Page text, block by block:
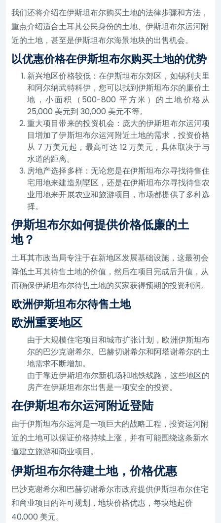
我们还将介绍在伊斯坦布尔购买土地的法律步骤和方法，
重点介绍适合土耳其公民身份的土地、伊斯坦布尔运河附
近的土地，甚至是伊斯坦布尔海景地块的出售机会。
以优惠价格在伊斯坦布尔购买土地的优势
新兴地区价格较低：在伊斯坦布尔郊区，如锡利夫里
和阿尔纳武特科伊，您可以找到伊斯坦布尔的廉价土
地，小面积（500-800 平方米）的土地价格从
25,000 美元到 30,000 美元不等。
重大项目带来的投资机会：庞大的伊斯坦布尔运河项
目增加了伊斯坦布尔运河附近土地的需求，投资价格
从 7 万美元起，最高可达 12 万美元，具体取决于与
水道的距离。
房地产选择多样：无论您是在伊斯坦布尔寻找待售住
宅用地来建造别墅区，还是在伊斯坦布尔寻找待售农
业用地来开展农业和旅游项目，市场都提供了多种选
择。
伊斯坦布尔如何提供价格低廉的土
地？
土耳其市政当局专注于在新地区发展基础设施，这最初会
降低土耳其待售土地的价值，然后在项目完成后升值，从
而确保伊斯坦布尔待售土地的买家获得预期的投资利润。
欧洲伊斯坦布尔待售土地
欧洲重要地区
由于大规模住宅项目和城市扩张计划，欧洲伊斯坦布
尔的巴沙克谢希尔、巴赫切谢希尔和阿塔谢希尔的土
地需求不断增加。
由于靠近伊斯坦布尔新机场和地铁线路，这些地区的
房产在伊斯坦布尔出售是一项安全的投资。
在伊斯坦布尔运河附近登陆
由于伊斯坦布尔运河是一项巨大的战略工程，投资运河附
近的土地可以保证价格持续上涨，并有可能围绕这条新水
道建立旅游和商业项目。
伊斯坦布尔待建土地，价格优惠
巴沙克谢希尔和巴赫切谢希尔市政府提供伊斯坦布尔住宅
和商业项目的许可规划，地块价格优惠，每块地起价
40,000 美元。